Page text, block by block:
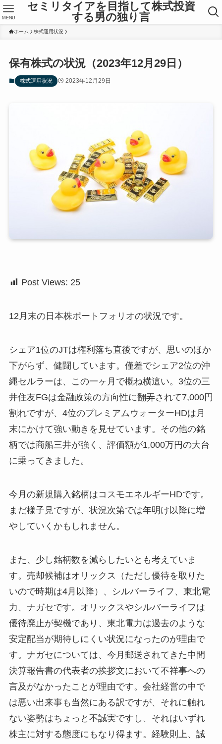
セミリタイアを目指して株式投資
する男の独り言
MENU
ホーム 株式運用状況
保有株式の状況（2023年12月29日）
株式運用状況 2023年12月29日
Post Views: 25
12月末の日本株ポートフォリオの状況です。
シェア1位のJTは権利落ち直後ですが、思いのほか
下がらず、健闘しています。僅差でシェア2位の沖
縄セルラーは、この一ヶ月で概ね横這い。3位の三
井住友FGは金融政策の方向性に翻弄されて7,000円
割れですが、4位のプレミアムウォーターHDは月
末にかけて強い動きを見せています。その他の銘
柄では商船三井が強く、評価額が1,000万円の大台
に乗ってきました。
今月の新規購入銘柄はコスモエネルギーHDです。
まだ様子見ですが、状況次第では年明け以降に増
やしていくかもしれません。
また、少し銘柄数を減らしたいとも考えていま
す。売却候補はオリックス（ただし優待を取りた
いので時期は4月以降）、シルバーライフ、東北電
力、ナガセです。オリックスやシルバーライフは
優待廃止が契機であり、東北電力は過去のような
安定配当が期待しにくい状況になったのが理由で
す。ナガセについては、今月郵送されてきた中間
決算報告書の代表者の挨拶文において不祥事への
言及がなかったことが理由です。会社経営の中で
は悪い出来事も当然にある訳ですが、それに触れ
ない姿勢はちょっと不誠実ですし、それはいずれ
株主に対する態度にもなり得ます。経験則上、誠